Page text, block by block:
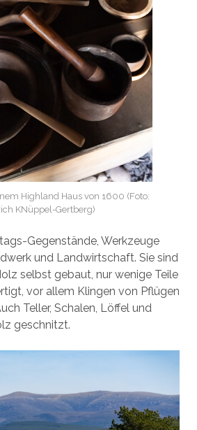
Highland Haus von 1600 (Foto:
KNüppel-Gertberg)
Gegenstände, Werkzeuge
und Landwirtschaft. Sie sind
selbst gebaut, nur wenige Teile
vor allem Klingen von Pflügen
Teller, Schalen, Löffel und
geschnitzt.